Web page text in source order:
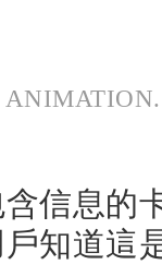
信息的
知道這